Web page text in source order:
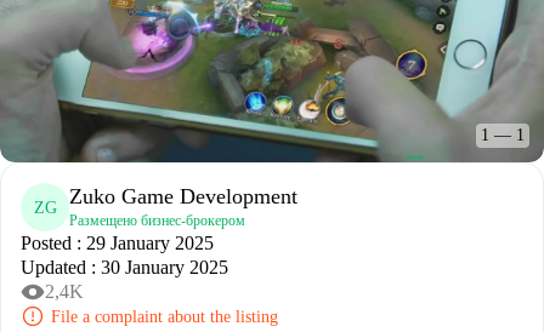
1 — 1
ZG Zuko Game Development
Размещено бизнес-брокером
Posted : 29 January 2025
Updated : 30 January 2025
2,4K
File a complaint about the listing